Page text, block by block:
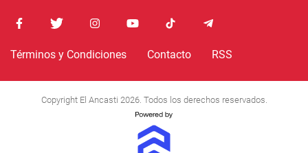
Términos y Condiciones Contacto RSS
Copyright El Ancasti 2026. Todos los derechos reservados.